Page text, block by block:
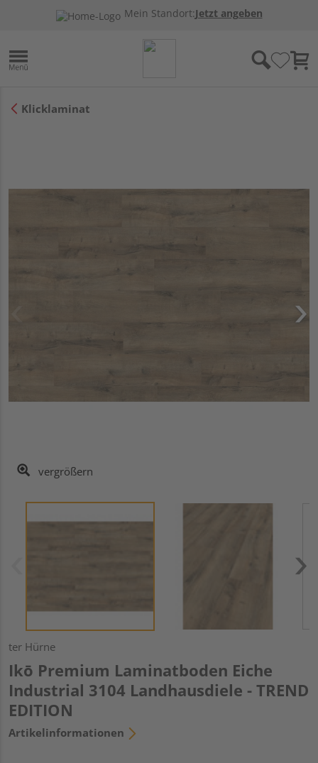
Mein Standort:Jetzt angeben
Klicklaminat
vergrößern
ter Hürne
Ikō Premium Laminatboden Eiche
Industrial 3104 Landhausdiele - TREND
EDITION
Artikelinformationen